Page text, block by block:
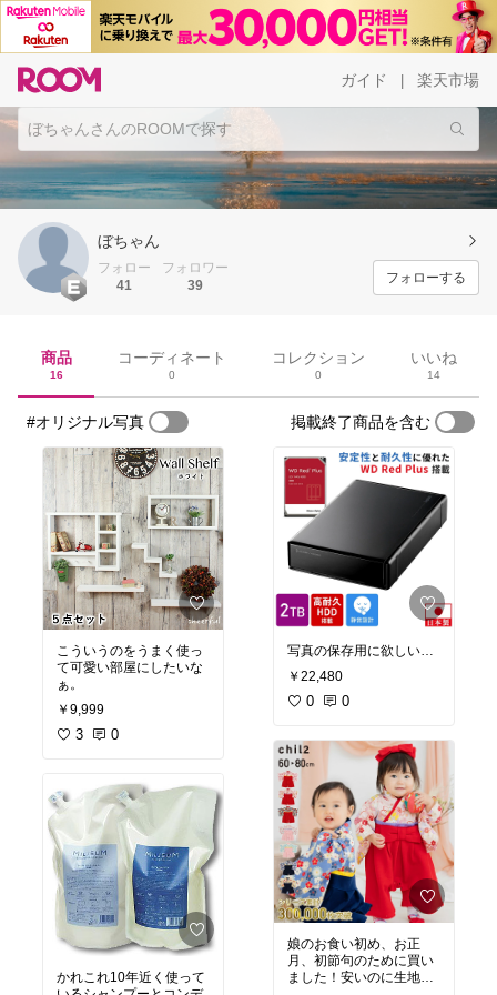
ガイド 楽天市場
ぼちゃん
フォロー
41
フォロワー
39
フォローする
商品
16
コーディネート
0
コレクション
0
いいね
14
#オリジナル写真 掲載終了商品を含む
こういうのをうまく使っ
て可愛い部屋にしたいな
￥9,999
3 0
かれこれ10年近く使って
写真の保存用に欲しい…
￥22,480
0 0
娘のお食い初め、お正
月、初節句のために買い
ました！安いのに生地も